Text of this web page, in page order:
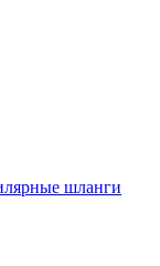
шланги